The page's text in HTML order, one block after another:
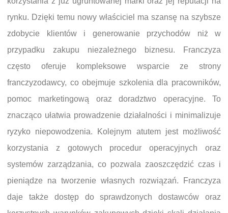
rynku. Dzięki temu nowy właściciel ma szansę na szybsze
zdobycie klientów i generowanie przychodów niż w
przypadku zakupu niezależnego biznesu. Franczyza
często oferuje kompleksowe wsparcie ze strony
franczyzodawcy, co obejmuje szkolenia dla pracowników,
pomoc marketingową oraz doradztwo operacyjne. To
znacząco ułatwia prowadzenie działalności i minimalizuje
ryzyko niepowodzenia. Kolejnym atutem jest możliwość
korzystania z gotowych procedur operacyjnych oraz
systemów zarządzania, co pozwala zaoszczędzić czas i
pieniądze na tworzenie własnych rozwiązań. Franczyza
daje także dostęp do sprawdzonych dostawców oraz